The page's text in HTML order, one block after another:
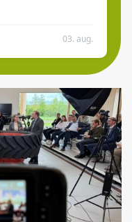
03. aug.